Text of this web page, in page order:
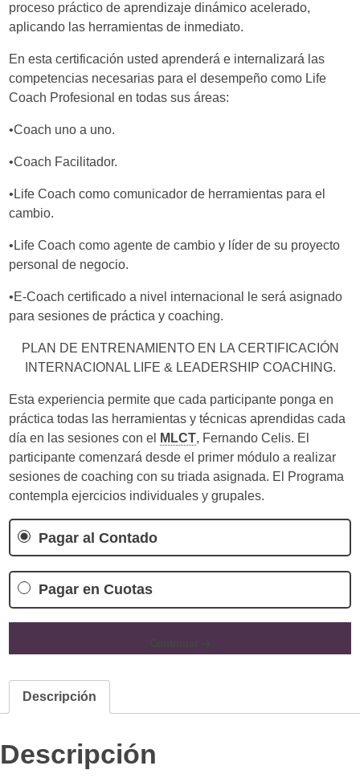
proceso práctico de aprendizaje dinámico acelerado,
aplicando las herramientas de inmediato.
En esta certificación usted aprenderá e internalizará las
competencias necesarias para el desempeño como Life
Coach Profesional en todas sus áreas:
•Coach uno a uno.
•Coach Facilitador.
•Life Coach como comunicador de herramientas para el
cambio.
•Life Coach como agente de cambio y líder de su proyecto
personal de negocio.
•E-Coach certificado a nivel internacional le será asignado
para sesiones de práctica y coaching.
PLAN DE ENTRENAMIENTO EN LA CERTIFICACIÓN
INTERNACIONAL LIFE & LEADERSHIP COACHING.
Esta experiencia permite que cada participante ponga en
práctica todas las herramientas y técnicas aprendidas cada
día en las sesiones con el
MLCT, Fernando Celis. El
participante comenzará desde el primer módulo a realizar
sesiones de coaching con su triada asignada. El Programa
contempla ejercicios individuales y grupales.
Pagar al Contado
Pagar en Cuotas
Descripción
Descripción